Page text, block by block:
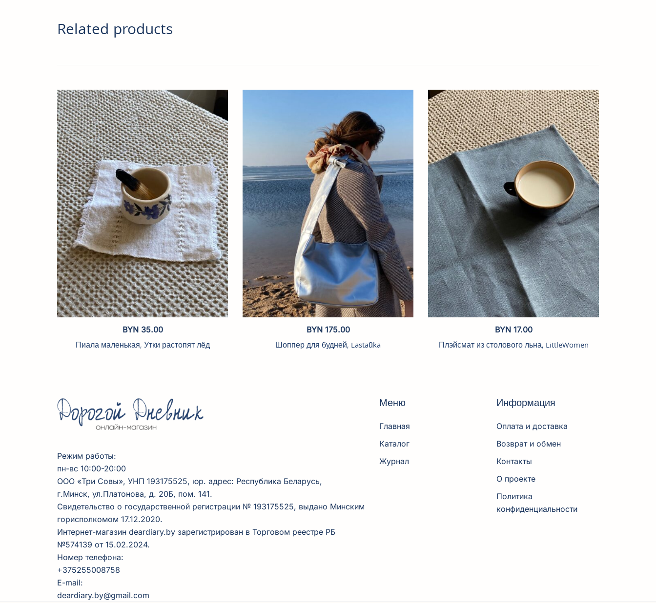
Related products
BYN35.00
Пиала маленькая, Утки растопят лёд
BYN175.00
Шоппер для будней, Lastaūka
BYN17.00
Плэйсмат из столового льна, LittleWomen
Режим работы:
пн-вс 10:00-20:00
ООО «Три Совы», УНП 193175525, юр. адрес: Республика Беларусь,
г.Минск, ул.Платонова, д. 20Б, пом. 141.
Свидетельство о государственной регистрации № 193175525, выдано Минским
горисполкомом 17.12.2020.
Интернет-магазин deardiary.by зарегистрирован в Торговом реестре РБ
№574139 от 15.02.2024.
Номер телефона:
+375255008758
E-mail:
deardiary.by@gmail.com
Меню
Главная
Каталог
Журнал
Информация
Оплата и доставка
Возврат и обмен
Контакты
О проекте
Политика
конфиденциальности